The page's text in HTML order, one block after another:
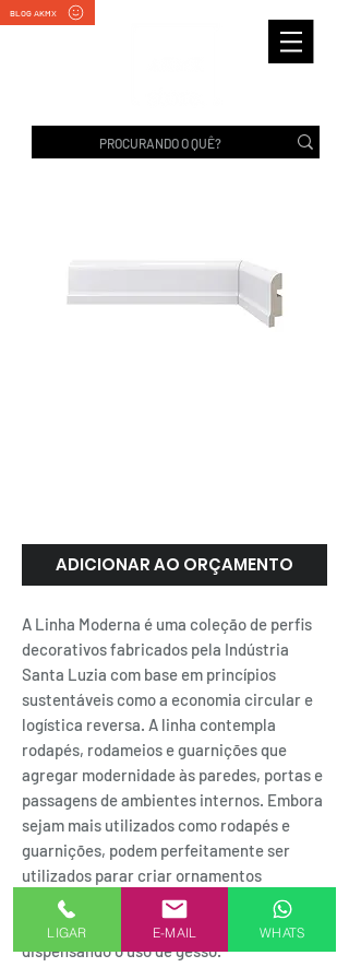
BLOG AKMX
ADICIONAR AO ORÇAMENTO
A Linha Moderna é uma coleção de perfis
decorativos fabricados pela Indústria
Santa Luzia com base em princípios
sustentáveis como a economia circular e
logística reversa. A linha contempla
rodapés, rodameios e guarnições que
agregar modernidade às paredes, portas e
passagens de ambientes internos. Embora
sejam mais utilizados como rodapés e
guarnições, podem perfeitamente ser
utilizados parar criar ornamentos
especiais como as boiseries e os lambris,
além de servir também como rodateto,
dispensando o uso de gesso.
LIGAR E-MAIL WHATS